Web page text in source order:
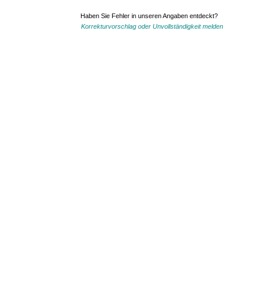
Haben Sie Fehler in unseren Angaben entdeckt?
Korrekturvorschlag oder Unvollständigkeit melden